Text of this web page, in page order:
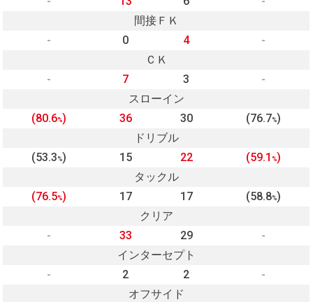
間接ＦＫ
-
0 4
-
ＣＫ
-
7 3
-
スローイン
(80.6%) 36 30 (76.7%)
ドリブル
(53.3%) 15 22 (59.1 %)
タックル
(76.5%) 17 17 (58.8%)
クリア
-
33 29
-
インターセプト
-
2 2
-
オフサイド